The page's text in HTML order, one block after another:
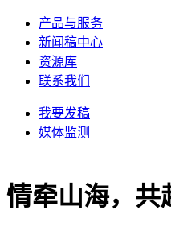
产品与服务
新闻稿中心
资源库
联系我们
我要发稿
媒体监测
情牵山海，